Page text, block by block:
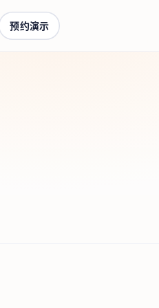
预约演示